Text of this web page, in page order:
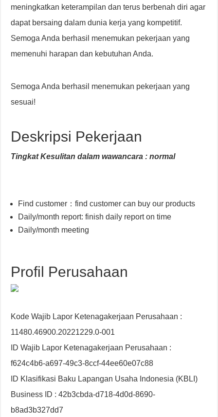
meningkatkan keterampilan dan terus berbenah diri agar
dapat bersaing dalam dunia kerja yang kompetitif.
Semoga Anda berhasil menemukan pekerjaan yang
memenuhi harapan dan kebutuhan Anda.
Semoga Anda berhasil menemukan pekerjaan yang
sesuai!
Deskripsi Pekerjaan
Tingkat Kesulitan dalam wawancara : normal
Find customer：find customer can buy our products
Daily/month report: finish daily report on time
Daily/month meeting
Profil Perusahaan
Kode Wajib Lapor Ketenagakerjaan Perusahaan :
11480.46900.20221229.0-001
ID Wajib Lapor Ketenagakerjaan Perusahaan :
f624c4b6-a697-49c3-8ccf-44ee60e07c88
ID Klasifikasi Baku Lapangan Usaha Indonesia (KBLI)
Business ID : 42b3cbda-d718-4d0d-8690-
b8ad3b327dd7